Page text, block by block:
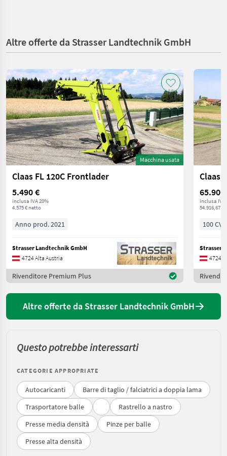
Altre offerte da Strasser Landtechnik GmbH
Macchina usata
Claas FL 120C Frontlader
5.490 €
inclusa IVA 20%
4.575 € netto
Anno prod. 2021
Strasser Landtechnik GmbH
4724 Alta Austria
Rivenditore Premium Plus
Claas
65.900
inclusa IVA
54.916,67 €
100 CV/
Strasser
4724
Altre offerte da Strasser Landtechnik GmbH
Questo potrebbe interessarti
CATEGORIE APPROPRIATE
Autocaricanti
Barre di taglio / falciatrici a doppia lama
Trasportatore balle
Rastrello a nastro
Presse media densità
Pinze per balle
Presse alta densità